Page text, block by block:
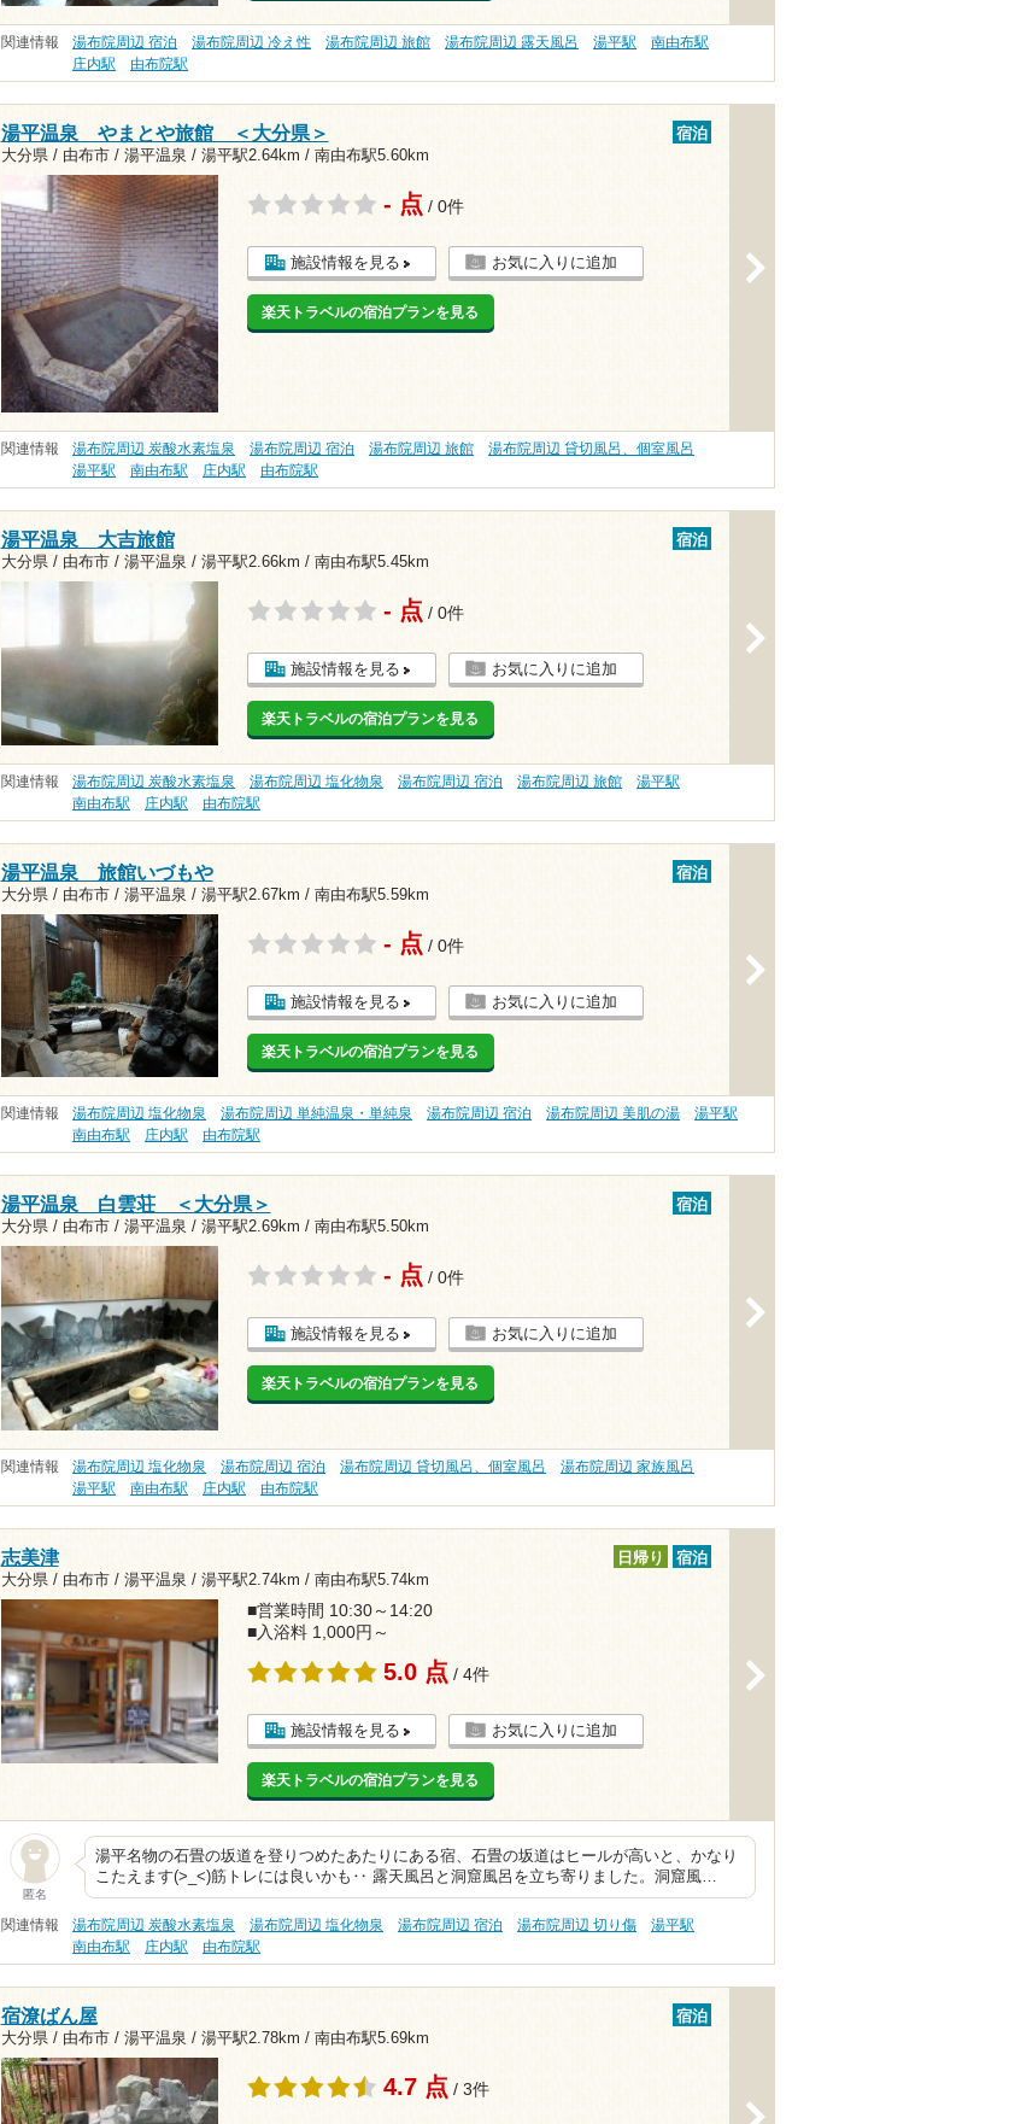
関連情報 湯布院周辺 宿泊 湯布院周辺 冷え性 湯布院周辺 旅館 湯布院周辺 露天風呂 湯平駅
南由布駅
庄内駅
由布院駅
湯平温泉 やまとや旅館 ＜大分県＞
大分県 / 由布市 / 湯平温泉 / 湯平駅2.64km / 南由布駅5.60km
宿泊
- 点 / 0件
施設情報を見る お気に入りに追加
楽天トラベルの宿泊プランを見る
関連情報 湯布院周辺 炭酸水素塩泉 湯布院周辺 宿泊 湯布院周辺 旅館
湯布院周辺 貸切風呂、個室風呂
湯平駅
南由布駅 庄内駅 由布院駅
湯平温泉 大吉旅館
大分県 / 由布市 / 湯平温泉 / 湯平駅2.66km / 南由布駅5.45km
宿泊
- 点 / 0件
施設情報を見る お気に入りに追加
楽天トラベルの宿泊プランを見る
関連情報 湯布院周辺 炭酸水素塩泉 湯布院周辺 塩化物泉 湯布院周辺 宿泊 湯布院周辺 旅館
湯平駅
南由布駅
庄内駅 由布院駅
湯平温泉 旅館いづもや
大分県 / 由布市 / 湯平温泉 / 湯平駅2.67km / 南由布駅5.59km
宿泊
- 点 / 0件
施設情報を見る お気に入りに追加
楽天トラベルの宿泊プランを見る
関連情報 湯布院周辺 塩化物泉 湯布院周辺 単純温泉・単純泉 湯布院周辺 宿泊 湯布院周辺 美肌の湯
湯平駅
南由布駅
庄内駅 由布院駅
湯平温泉 白雲荘 ＜大分県＞
大分県 / 由布市 / 湯平温泉 / 湯平駅2.69km / 南由布駅5.50km
宿泊
- 点 / 0件
施設情報を見る お気に入りに追加
楽天トラベルの宿泊プランを見る
関連情報 湯布院周辺 塩化物泉 湯布院周辺 宿泊 湯布院周辺 貸切風呂、個室風呂
湯布院周辺 家族風呂
湯平駅
南由布駅 庄内駅 由布院駅
志美津
大分県 / 由布市 / 湯平温泉 / 湯平駅2.74km / 南由布駅5.74km
日帰り 宿泊
■営業時間 10:30～14:20
■入浴料 1,000円～
5.0 点 / 4件
施設情報を見る お気に入りに追加
楽天トラベルの宿泊プランを見る
匿名
湯平名物の石畳の坂道を登りつめたあたりにある宿、石畳の坂道はヒールが高いと、かなり
こたえます(>_<)筋トレには良いかも‥ 露天風呂と洞窟風呂を立ち寄りました。洞窟風…
関連情報 湯布院周辺 炭酸水素塩泉 湯布院周辺 塩化物泉 湯布院周辺 宿泊 湯布院周辺 切り傷
湯平駅
南由布駅
庄内駅 由布院駅
宿潦ばん屋
大分県 / 由布市 / 湯平温泉 / 湯平駅2.78km / 南由布駅5.69km
宿泊
4.7 点 / 3件